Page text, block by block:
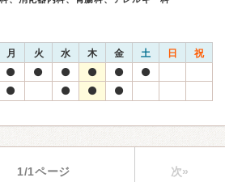
月 火 水 木 金 土 日 祝
1/1ページ 次»